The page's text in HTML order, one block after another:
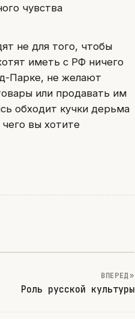
чувства
не для того, чтобы
иметь с РФ ничего
Парке, не желают
или продавать им
обходит кучки дерьма
вы хотите
ВПЕРЕД »
Роль русской культуры